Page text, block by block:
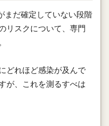
まだ確定していない段階
リスクについて、専門
どれほど感染が及んで
が、これを測るすべは